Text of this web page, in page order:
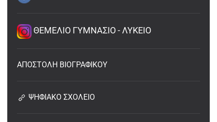
ΘΕΜΕΛΙΟ ΓΥΜΝΑΣΙΟ - ΛΥΚΕΙΟ
ΑΠΟΣΤΟΛΗ ΒΙΟΓΡΑΦΙΚΟΥ
ΨΗΦΙΑΚΟ ΣΧΟΛΕΙΟ